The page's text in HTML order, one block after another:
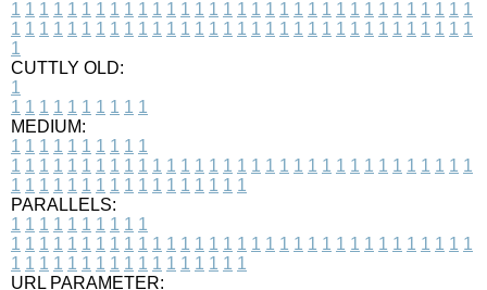
1 1 1 1 1 1 1 1 1 1 1 1 1 1 1 1 1 1 1 1 1 1 1 1 1 1 1 1 1 1 1 1 1
1 1 1 1 1 1 1 1 1 1 1 1 1 1 1 1 1 1 1 1 1 1 1 1 1 1 1 1 1 1 1 1 1
1
CUTTLY OLD:
1
1 1 1 1 1 1 1 1 1 1
MEDIUM:
1 1 1 1 1 1 1 1 1 1
1 1 1 1 1 1 1 1 1 1 1 1 1 1 1 1 1 1 1 1 1 1 1 1 1 1 1 1 1 1 1 1 1
1 1 1 1 1 1 1 1 1 1 1 1 1 1 1 1 1
PARALLELS:
1 1 1 1 1 1 1 1 1 1
1 1 1 1 1 1 1 1 1 1 1 1 1 1 1 1 1 1 1 1 1 1 1 1 1 1 1 1 1 1 1 1 1
1 1 1 1 1 1 1 1 1 1 1 1 1 1 1 1 1
URL PARAMETER: